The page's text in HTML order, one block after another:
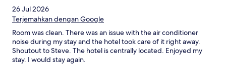
26 Jul 2026
Terjemahkan dengan Google
Room was clean. There was an issue with the air conditioner
noise during my stay and the hotel took care of it right away.
Shoutout to Steve. The hotel is centrally located. Enjoyed my
stay. I would stay again.